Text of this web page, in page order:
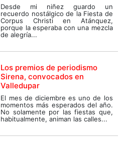
Desde mi niñez guardo un
recuerdo nostálgico de la Fiesta de
Corpus Christi en Atánquez,
porque la esperaba con una mezcla
de alegría...
Los premios de periodismo
Sirena, convocados en
Valledupar
El mes de diciembre es uno de los
momentos más esperados del año.
No solamente por las fiestas que,
habitualmente, animan las calles...